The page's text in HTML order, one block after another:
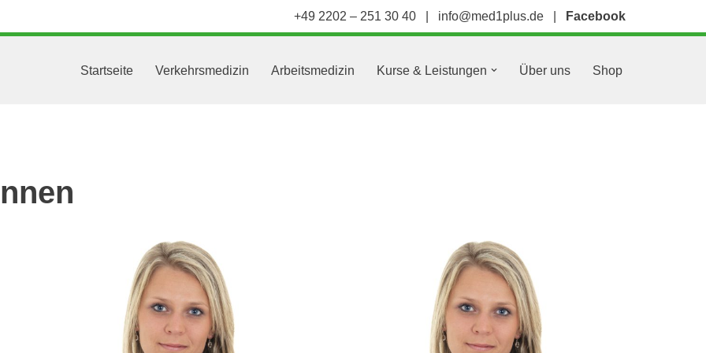
+49 2202 – 251 30 40 info@med1plus.de Facebook
Startseite Verkehrsmedizin Arbeitsmedizin Kurse & Leistungen Über uns Shop